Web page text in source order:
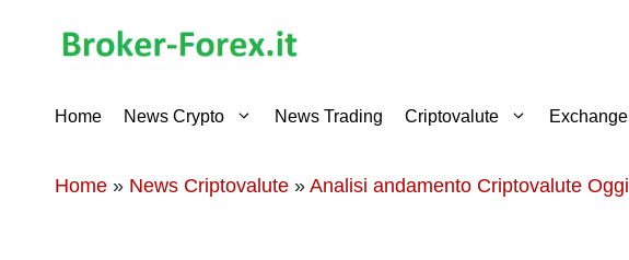
Home News Crypto News Trading Criptovalute Exchange
Home » News Criptovalute » Analisi andamento Criptovalute Oggi